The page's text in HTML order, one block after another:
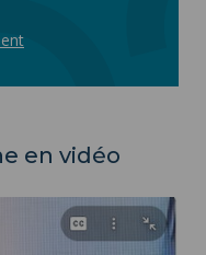
en vidéo